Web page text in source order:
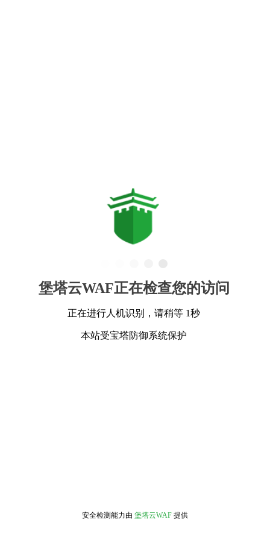
堡塔云WAF正在检查您的访问
正在进行人机识别，请稍等 1秒
本站受宝塔防御系统保护
安全检测能力由 堡塔云WAF 提供